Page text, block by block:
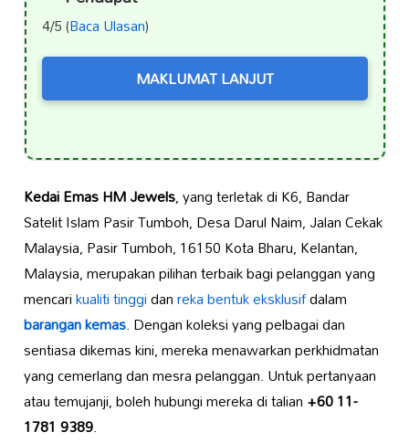
4/5 (Baca Ulasan)
MAKLUMAT LANJUT
Kedai Emas HM Jewels, yang terletak di K6, Bandar
Satelit Islam Pasir Tumboh, Desa Darul Naim, Jalan Cekak
Malaysia, Pasir Tumboh, 16150 Kota Bharu, Kelantan,
Malaysia, merupakan pilihan terbaik bagi pelanggan yang
mencarikualiti tinggidanreka bentuk eksklusifdalam
barangan kemas. Dengan koleksi yang pelbagai dan
sentiasa dikemas kini, mereka menawarkan perkhidmatan
yang cemerlang dan mesra pelanggan. Untuk pertanyaan
atau temujanji, boleh hubungi mereka di talian+60 11-
1781 9389.